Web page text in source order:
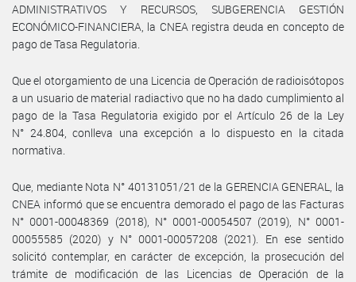
ADMINISTRATIVOS Y RECURSOS, SUBGERENCIA GESTIÓN
ECONÓMICO-FINANCIERA, la CNEA registra deuda en concepto de
pago de Tasa Regulatoria.
Que el otorgamiento de una Licencia de Operación de radioisótopos
a un usuario de material radiactivo que no ha dado cumplimiento al
pago de la Tasa Regulatoria exigido por el Artículo 26 de la Ley
N° 24.804, conlleva una excepción a lo dispuesto en la citada
normativa.
Que, mediante Nota N° 40131051/21 de la GERENCIA GENERAL, la
CNEA informó que se encuentra demorado el pago de las Facturas
N° 0001-00048369 (2018), N° 0001-00054507 (2019), N° 0001-
00055585 (2020) y N° 0001-00057208 (2021). En ese sentido
solicitó contemplar, en carácter de excepción, la prosecución del
trámite de modificación de las Licencias de Operación de la